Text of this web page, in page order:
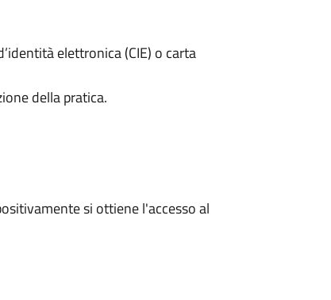
elettronica (CIE) o carta
della pratica.
si ottiene l'accesso al